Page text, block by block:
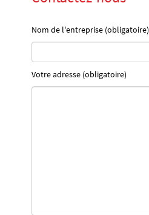
Nom de l'entreprise (obligatoire)
Votre adresse (obligatoire)